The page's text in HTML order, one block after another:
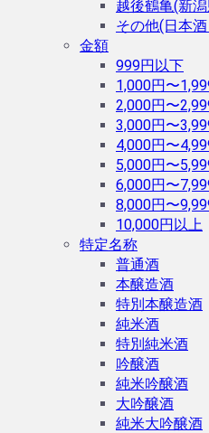
越後鶴亀(新
その他(日本
金額
999円以下
1,000円〜
2,000円〜
3,000円〜
4,000円〜
5,000円〜
6,000円〜
8,000円〜
10,000円以上
特定名称
普通酒
本醸造酒
特別本醸造酒
純米酒
特別純米酒
吟醸酒
純米吟醸酒
大吟醸酒
純米大吟醸酒